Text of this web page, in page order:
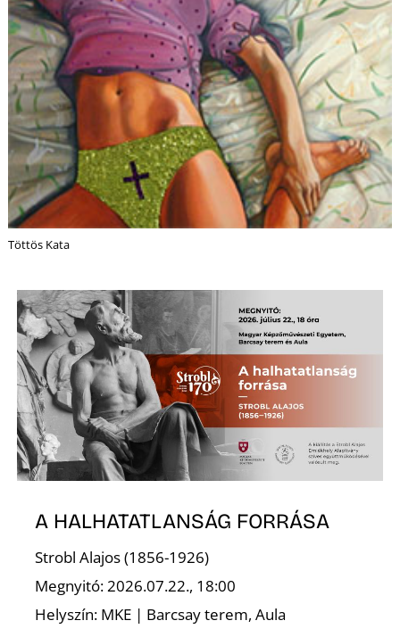
Töttös Kata
A HALHATATLANSÁG FORRÁSA
Strobl Alajos (1856-1926)
Megnyitó: 2026.07.22., 18:00
Helyszín: MKE | Barcsay terem, Aula